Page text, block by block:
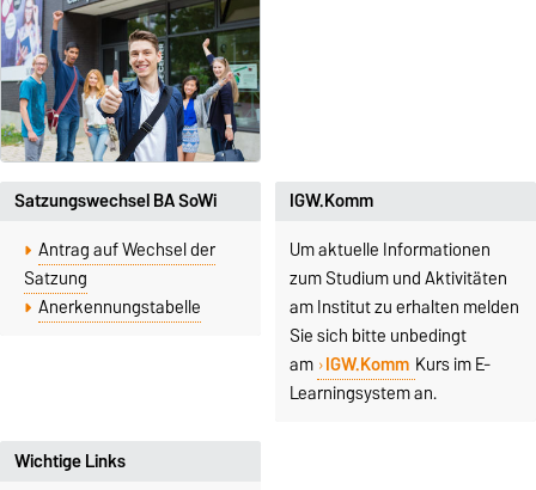
IGW.Komm
Um aktuelle Informationen
zum Studium und Aktivitäten
am Institut zu erhalten melden
Sie sich bitte unbedingt
am IGW.Komm Kurs im E-
Learningsystem an.
Wichtige Links
Satzungswechsel BA SoWi
Antrag auf Wechsel der
Satzung
Anerkennungstabelle